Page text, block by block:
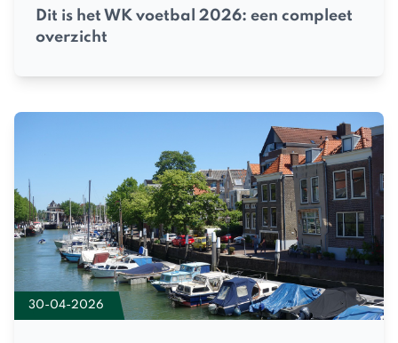
Dit is het WK voetbal 2026: een compleet
overzicht
30-04-2026